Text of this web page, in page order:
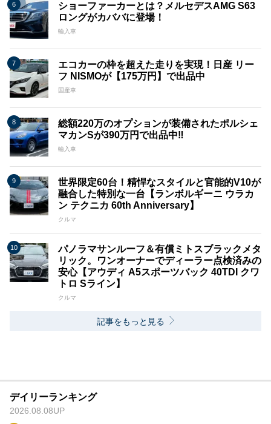
ショーファーカーとは？メルセデスAMG S63
ロングがカババに登場！
輸入車
エコカーの枠を超えた走りを実現！日産 リー
フ NISMOが【175万円】で出品中
国産車
総額220万のオプションが装備されたポルシェ
マカンSが390万円で出品中‼
輸入車
世界限定60台！精悍なスタイルと官能的V10が
融合した特別な一台【ランボルギーニ ウラカ
ン テクニカ 60th Anniversary】
クルマ
パノラマサンルーフ＆有償ミトスブラックメタ
リック。ワンオーナーでディーラー点検済みの
安心【アウディ A5スポーツバック 40TDI クワ
トロ Sライン】
クルマ
記事をもっと見る
デイリーランキング
2026.08.08UP